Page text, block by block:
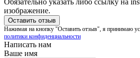
изображение.
Нажимая на кнопку "Оставить отзыв", я принимаю
политики конфиденциальности
Написать нам
Ваше имя